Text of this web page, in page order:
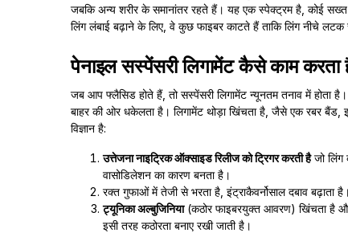
जबकि अन्य शरीर के समानांतर रहते हैं। यह एक स्पेक्ट्रम है, कोई सख्त
लिंग लंबाई बढ़ाने के लिए, वे कुछ फाइबर काटते हैं ताकि लिंग नीचे
पेनाइल सस्पेंसरी लिगामेंट कैसे काम करता
जब आप फ्लैसिड होते हैं, तो सस्पेंसरी लिगामेंट न्यूनतम तनाव में होता है।
बाहर की ओर धकेलता है। लिगामेंट थोड़ा खिंचता है, जैसे एक रबर
विज्ञान है:
उत्तेजना नाइट्रिक ऑक्साइड रिलीज को ट्रिगर करती हैजो लिंग
वासोडिलेशन का कारण बनता है।
रक्त गुफाओं में तेजी से भरता है, इंट्राकैवर्नोसाल दबाव बढ़ाता है।
ट्यूनिका अल्बुजिनिया(कठोर फाइबरयुक्त आवरण) खिंचता है और
इसी तरह कठोरता बनाए रखी जाती है।